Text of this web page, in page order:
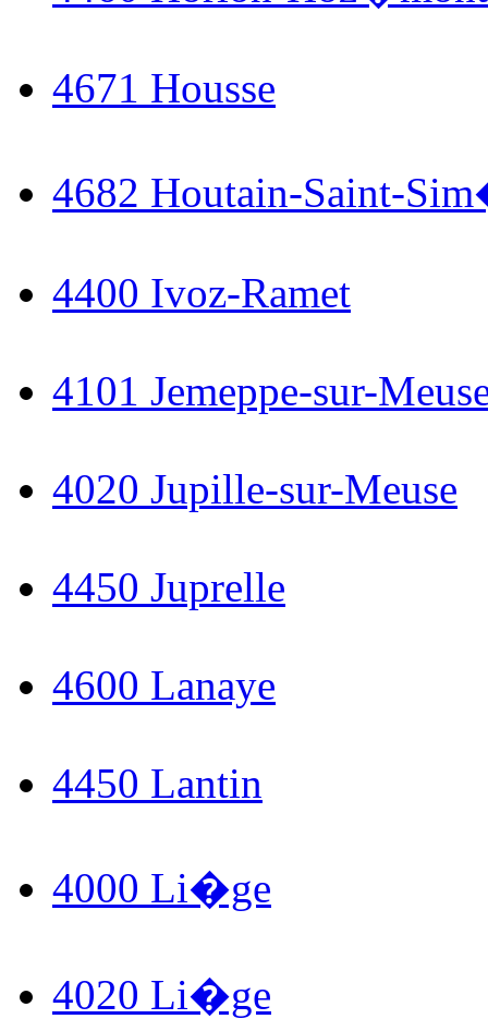
4671 Housse
4682 Houtain-Saint-
4400 Ivoz-Ramet
4101 Jemeppe-sur-
4020 Jupille-sur-Meuse
4450 Juprelle
4600 Lanaye
4450 Lantin
4000 Li�ge
4020 Li�ge